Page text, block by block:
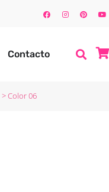
Contacto
>Color 06